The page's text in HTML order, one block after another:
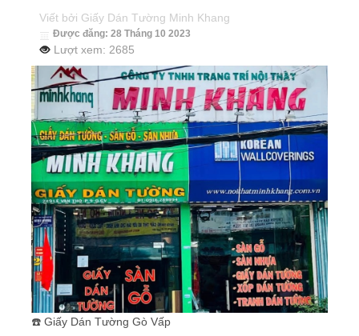
Viết bởi Giấy Dán Tường Minh Khang
Được đăng: 28 Tháng 10 2023
Lượt xem: 2685
☎️ Giấy Dán Tường Gò Vấp